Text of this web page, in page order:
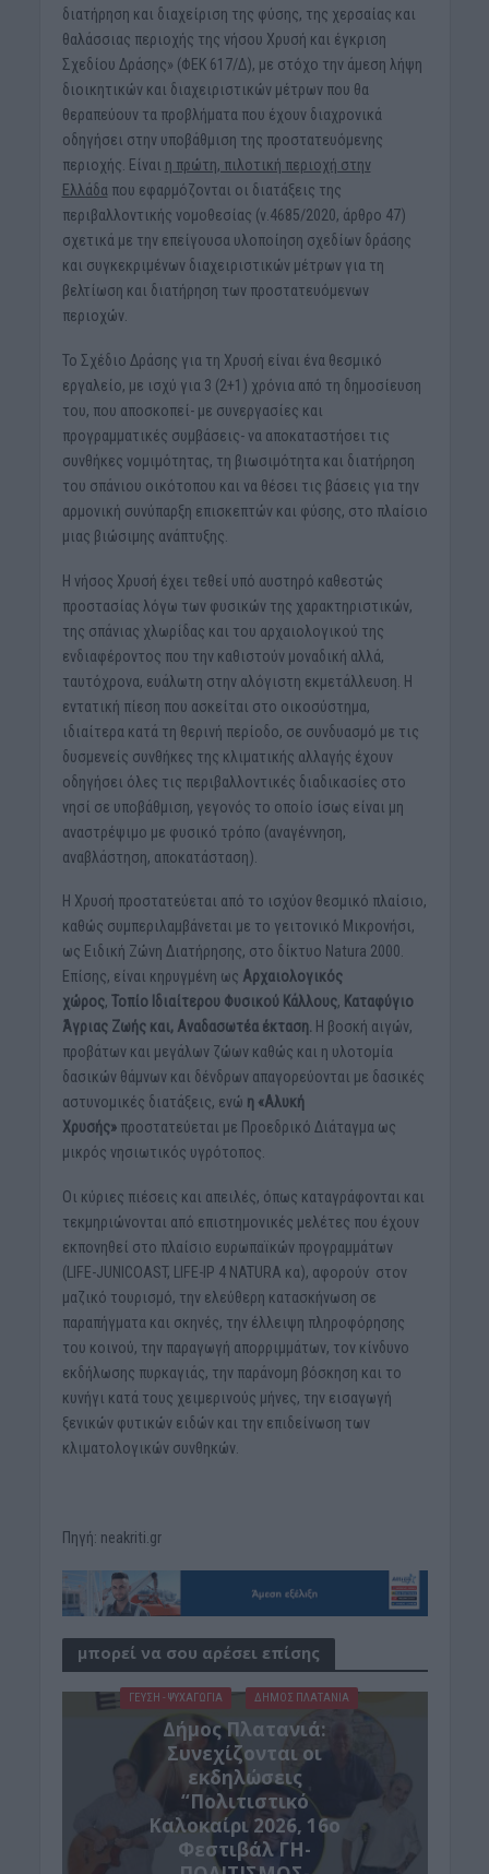
διατήρηση και διαχείριση της φύσης, της χερσαίας και
θαλάσσιας περιοχής της νήσου Χρυσή και έγκριση
Σχεδίου Δράσης» (ΦΕΚ 617/Δ), με στόχο την άμεση λήψη
διοικητικών και διαχειριστικών μέτρων που θα
θεραπεύουν τα προβλήματα που έχουν διαχρονικά
οδηγήσει στην υποβάθμιση της προστατευόμενης
περιοχής. Είναι η πρώτη, πιλοτική περιοχή στην
Ελλάδα που εφαρμόζονται οι διατάξεις της
περιβαλλοντικής νομοθεσίας (ν.4685/2020, άρθρο 47)
σχετικά με την επείγουσα υλοποίηση σχεδίων δράσης
και συγκεκριμένων διαχειριστικών μέτρων για τη
βελτίωση και διατήρηση των προστατευόμενων
περιοχών.
Το Σχέδιο Δράσης για τη Χρυσή είναι ένα θεσμικό
εργαλείο, με ισχύ για 3 (2+1) χρόνια από τη δημοσίευση
του, που αποσκοπεί- με συνεργασίες και
προγραμματικές συμβάσεις- να αποκαταστήσει τις
συνθήκες νομιμότητας, τη βιωσιμότητα και διατήρηση
του σπάνιου οικότοπου και να θέσει τις βάσεις για την
αρμονική συνύπαρξη επισκεπτών και φύσης, στο πλαίσιο
μιας βιώσιμης ανάπτυξης.
Η νήσος Χρυσή έχει τεθεί υπό αυστηρό καθεστώς
προστασίας λόγω των φυσικών της χαρακτηριστικών,
της σπάνιας χλωρίδας και του αρχαιολογικού της
ενδιαφέροντος που την καθιστούν μοναδική αλλά,
ταυτόχρονα, ευάλωτη στην αλόγιστη εκμετάλλευση. Η
εντατική πίεση που ασκείται στο οικοσύστημα,
ιδιαίτερα κατά τη θερινή περίοδο, σε συνδυασμό με τις
δυσμενείς συνθήκες της κλιματικής αλλαγής έχουν
οδηγήσει όλες τις περιβαλλοντικές διαδικασίες στο
νησί σε υποβάθμιση, γεγονός το οποίο ίσως είναι μη
αναστρέψιμο με φυσικό τρόπο (αναγέννηση,
αναβλάστηση, αποκατάσταση).
Η Χρυσή προστατεύεται από το ισχύον θεσμικό πλαίσιο,
καθώς συμπεριλαμβάνεται με το γειτονικό Μικρονήσι,
ως Ειδική Ζώνη Διατήρησης, στο δίκτυο Natura 2000.
Επίσης, είναι κηρυγμένη ως Αρχαιολογικός
χώρος, Τοπίο Ιδιαίτερου Φυσικού Κάλλους, Καταφύγιο
Άγριας Ζωής και, Αναδασωτέα έκταση. Η βοσκή αιγών,
προβάτων και μεγάλων ζώων καθώς και η υλοτομία
δασικών θάμνων και δένδρων απαγορεύονται με δασικές
αστυνομικές διατάξεις, ενώ η «Αλυκή
Χρυσής» προστατεύεται με Προεδρικό Διάταγμα ως
μικρός νησιωτικός υγρότοπος.
Οι κύριες πιέσεις και απειλές, όπως καταγράφονται και
τεκμηριώνονται από επιστημονικές μελέτες που έχουν
εκπονηθεί στο πλαίσιο ευρωπαϊκών προγραμμάτων
(LIFE-JUNICOAST, LIFE-IP 4 NATURA κα), αφορούν στον
μαζικό τουρισμό, την ελεύθερη κατασκήνωση σε
παραπήγματα και σκηνές, την έλλειψη πληροφόρησης
του κοινού, την παραγωγή απορριμμάτων, τον κίνδυνο
εκδήλωσης πυρκαγιάς, την παράνομη βόσκηση και το
κυνήγι κατά τους χειμερινούς μήνες, την εισαγωγή
ξενικών φυτικών ειδών και την επιδείνωση των
κλιματολογικών συνθηκών.
Πηγή: neakriti.gr
μπορεί να σου αρέσει επίσης
ΓΕΎΣΗ - ΨΥΧΑΓΩΓΊΑ ΔΉΜΟΣ ΠΛΑΤΑΝΙΆ
Δήμος Πλατανιά:
Συνεχίζονται οι
εκδηλώσεις
“Πολιτιστικό
Καλοκαίρι 2026, 16ο
Φεστιβάλ ΓΗ-